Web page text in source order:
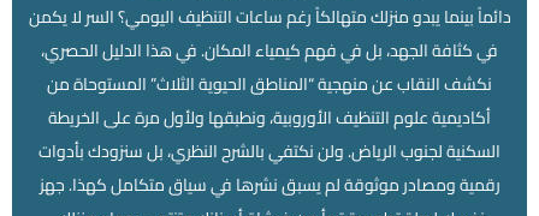
دائماً بينما يبدو منزلك متهالكاً رغم ساعات التنظيف اليومي؟ السر لا يكمن
في كثافة الجهد، بل في فهم كيمياء المكان. في هذا الدليل الحصري،
نكشف النقاب عن منهجية “المناطق الحيوية الثلاث” المستوحاة من
أكاديمية علوم التنظيف الأوروبية، ونطبقها ولأول مرة على الخريطة
السكنية لجنوب الرياض. ولن نكتفي بالشرح النظري، بل سنزودك بأدوات
رقمية ومصادر موثوقة لم يسبق نشرها في سياق متكامل كهذا. جهز